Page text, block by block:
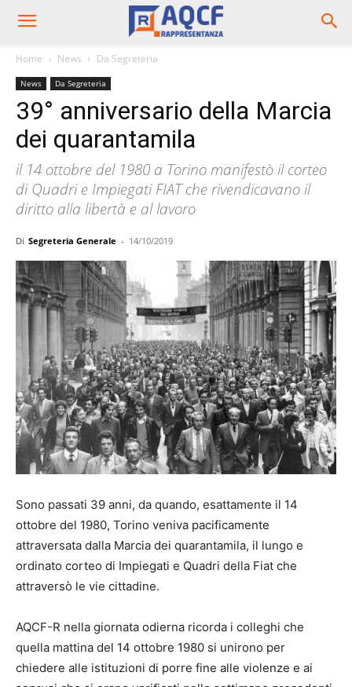
Home News Da Segreteria
News Da Segreteria
39° anniversario della Marcia
dei quarantamila
il 14 ottobre del 1980 a Torino manifestò il corteo
di Quadri e Impiegati FIAT che rivendicavano il
diritto alla libertà e al lavoro
Di Segreteria Generale - 14/10/2019
Sono passati 39 anni, da quando, esattamente il 14
ottobre del 1980, Torino veniva pacificamente
attraversata dalla Marcia dei quarantamila, il lungo e
ordinato corteo di Impiegati e Quadri della Fiat che
attraversò le vie cittadine.
AQCF-R nella giornata odierna ricorda i colleghi che
quella mattina del 14 ottobre 1980 si unirono per
chiedere alle istituzioni di porre fine alle violenze e ai